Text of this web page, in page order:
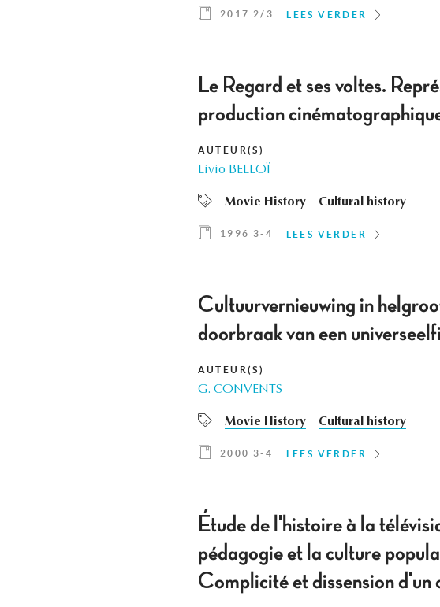
2017 2/3 LEES VERDER
Le Regard et ses voltes.
production
AUTEUR(S)
Livio BELLOÏ
Movie History Cultural history
1996 3-4 LEES VERDER
Cultuurvernieuwing in
doorbraak van een
AUTEUR(S)
G. CONVENTS
Movie History Cultural history
2000 3-4 LEES VERDER
Étude de l'histoire à la
pédagogie et la culture
Complicité et dissension